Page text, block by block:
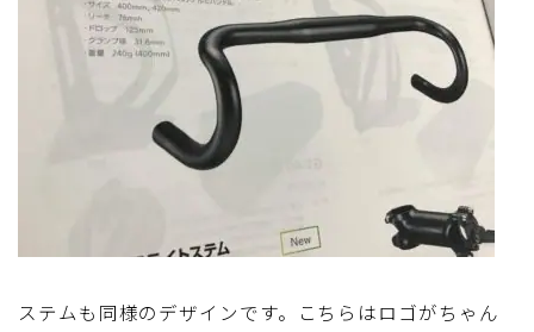
ブルべレポート2013
ステムも同様のデザインです。こちらはロゴがちゃん